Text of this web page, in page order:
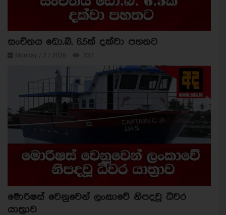
සංචිතය ඩො.බි. 6.5ක් දක්වා පහතට
Monday / 3 / 2026 337
මොරිෂස් වෙනුවෙන් ලංකාවේ නිපදවූ ධීවර
යාත්‍රාව